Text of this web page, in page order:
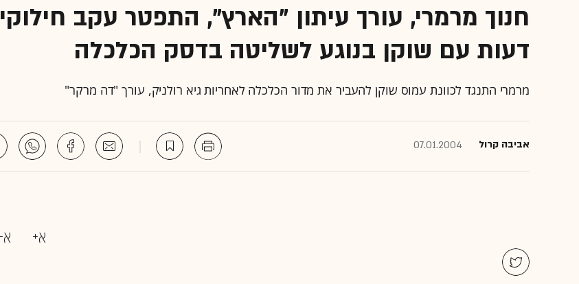
חנוך מרמרי, עורך עיתון "הארץ", התפטר עקב חילוקי
דעות עם שוקן בנוגע לשליטה בדסק הכלכלה
מרמרי התנגד לכוונת עמוס שוקן להעביר את מדור הכלכלה לאחריות גיא רולניק, עורך "דה מרקר"
אביבה קרול 07.01.2004